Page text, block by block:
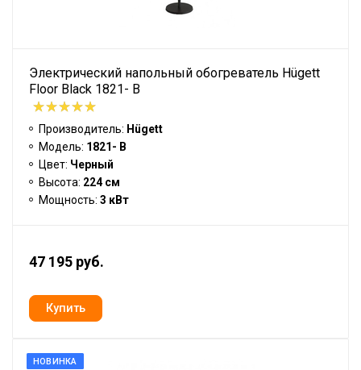
Электрический напольный обогреватель Hügett
Floor Black 1821- B
Производитель: Hügett
Модель: 1821- B
Цвет: Черный
Высота: 224 см
Мощность: 3 кВт
47 195 руб.
НОВИНКА